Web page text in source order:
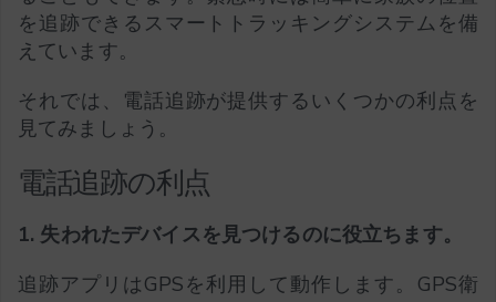
を追跡できるスマートトラッキングシステムを備
えています。
それでは、電話追跡が提供するいくつかの利点を
見てみましょう。
電話追跡の利点
1. 失われたデバイスを見つけるのに役立ちます。
追跡アプリはGPSを利用して動作します。GPS衛